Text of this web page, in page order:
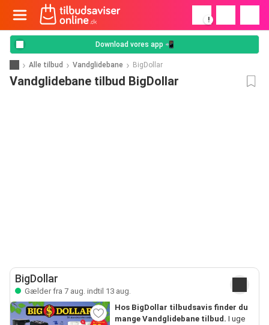
!
Download vores app 📲
Alle tilbud Vandglidebane BigDollar
Vandglidebane tilbud BigDollar
BigDollar
Gælder fra 7 aug. indtil 13 aug.
Hos BigDollar tilbudsavis finder du
mange Vandglidebane tilbud. I uge